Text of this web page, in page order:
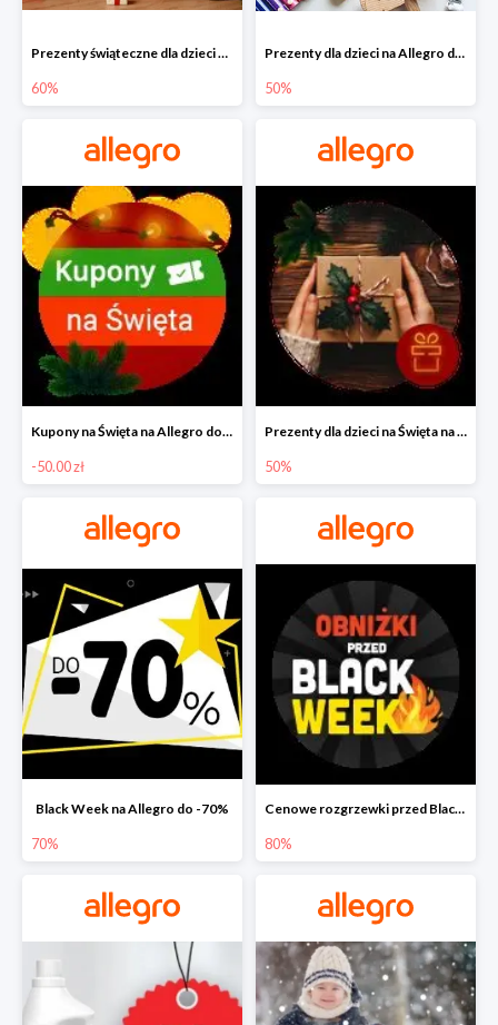
Prezenty świąteczne dla dzieci na Allegro do -60%
60%
Prezenty dla dzieci na Allegro do -50%
50%
Kupony na Święta na Allegro do -50 zł
-50.00 zł
Prezenty dla dzieci na Święta na Allegro do -50%
50%
Black Week na Allegro do -70%
70%
Cenowe rozgrzewki przed Black Friday na Allegro do -80%
80%